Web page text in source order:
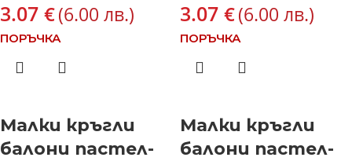
3.07 €(6.00 лв.)
ПОРЪЧКА
3.07 €(6.00 лв.)
ПОРЪЧКА
Малки кръгли
балони пастел-
Малки кръгли
балони пастел-